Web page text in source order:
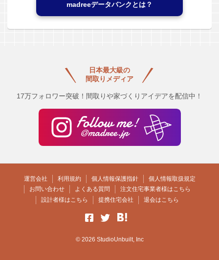
madreeデータバンクとは？
日本最大級の
間取りメディア
17万フォロワー突破！間取りや家づくりアイデアを配信中！
運営会社 利用規約 個人情報保護指針
個人情報取扱規定
お問い合わせ
よくある質問
注文住宅事業者様はこちら
設計者様はこちら
提携住宅会社 退会はこちら
© 2026 StudioUnbuilt, Inc